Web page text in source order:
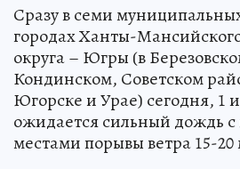
Сразу в семи
городах Ханты-
округа – Югры (в
Кондинском, Советском
Югорске и Урае) сегодня, 1
ожидается сильный дождь
местами порывы ветра 15-20